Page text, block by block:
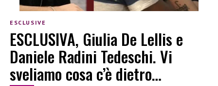
ESCLUSIVE
ESCLUSIVA, Giulia De Lellis e
Daniele Radini Tedeschi. Vi
sveliamo cosa c’è dietro…